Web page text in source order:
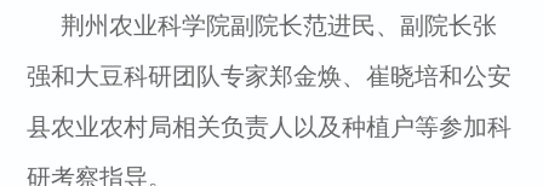
荆州农业科学院副院长范进民、副院长张
强和大豆科研团队专家郑金焕、崔晓培和公安
县农业农村局相关负责人以及种植户等参加科
研考察指导。